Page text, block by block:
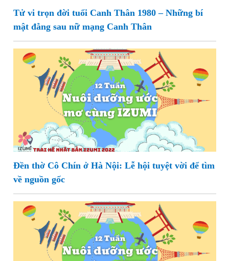
Tử vi trọn đời tuổi Canh Thân 1980 – Những bí
mật đằng sau nữ mạng Canh Thân
Đền thờ Cô Chín ở Hà Nội: Lễ hội tuyệt vời để tìm
về nguồn gốc